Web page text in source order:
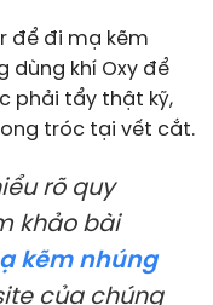
để đi mạ kẽm
dùng khí Oxy để
phải tẩy thật kỹ,
tróc tại vết cắt.
rõ quy
khảo bài
kẽm nhúng
của chúng